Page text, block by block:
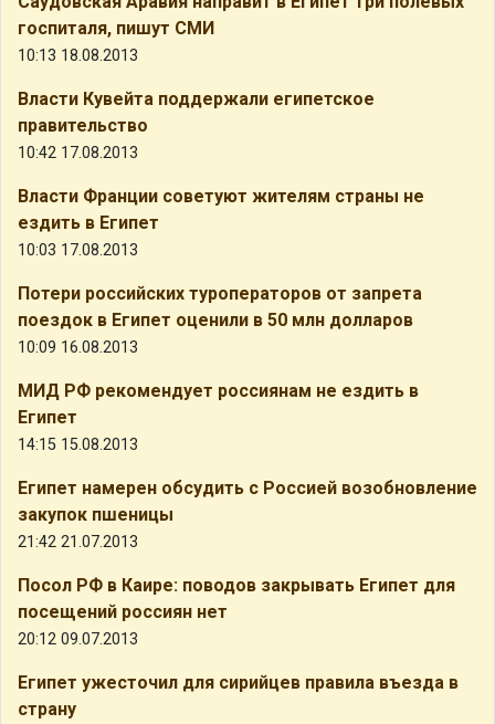
госпиталя, пишут СМИ
10:13 18.08.2013
Власти Кувейта поддержали египетское
правительство
10:42 17.08.2013
Власти Франции советуют жителям страны не
ездить в Египет
10:03 17.08.2013
Потери российских туроператоров от запрета
поездок в Египет оценили в 50 млн долларов
10:09 16.08.2013
МИД РФ рекомендует россиянам не ездить в
Египет
14:15 15.08.2013
Египет намерен обсудить с Россией возобновление
закупок пшеницы
21:42 21.07.2013
Посол РФ в Каире: поводов закрывать Египет для
посещений россиян нет
20:12 09.07.2013
Египет ужесточил для сирийцев правила въезда в
страну